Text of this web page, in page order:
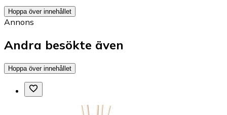
Hoppa över innehållet
Annons
Andra besökte även
Hoppa över innehållet